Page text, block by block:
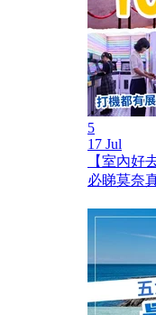
5
17 Jul
【室內好
必睇莫奈